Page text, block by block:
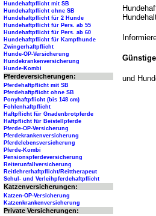
und
Hundehaftpflicht mit SB
Hundehaftpflicht ohne SB
Hundehaftpflicht für 2 Hunde
Hundehaftpflicht für Pers. ab 55
Hundehaftpflicht für Pers. ab 60
Hundehaftpflicht für Kampfhunde
Zwingerhaftpflicht
Hunde-OP-Versicherung
Hundekrankenversicherung
Hunde-Kombi
Pferdeversicherungen:
Pferdehaftpflicht mit SB
Pferdehaftpflicht ohne SB
Ponyhaftpflicht (bis 148 cm)
Fohlenhaftpflicht
Haftpflicht für Gnadenbrotpferde
Haftpflicht für Beistellpferde
Pferde-OP-Versicherung
Pferdekrankenversicherung
Pferdelebensversicherung
Pferde-Kombi
Pensionspferdeversicherung
Reiterunfallversicherung
Reitlehrerhaftpflicht/Reittherapeut
Schul- und Verleihpferdehaftpflicht
Katzenversicherungen:
Katzen-OP-Versicherung
Katzenkrankenversicherung
Private Versicherungen: